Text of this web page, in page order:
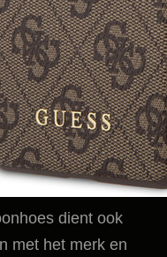
dient ook
met het merk en